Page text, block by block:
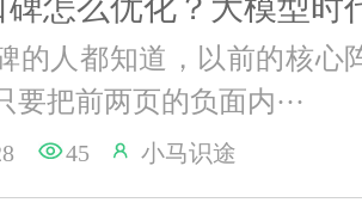
的人都知道，以前的核心
要把前两页的负面内···
45 小马识途